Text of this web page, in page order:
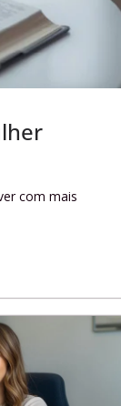
com mais